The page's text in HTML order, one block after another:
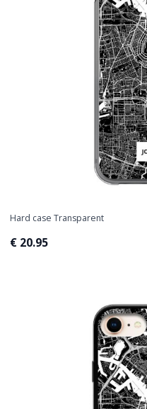
Hard case Transparent
€ 20.95